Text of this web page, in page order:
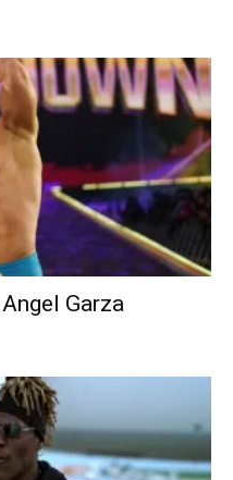
Garza